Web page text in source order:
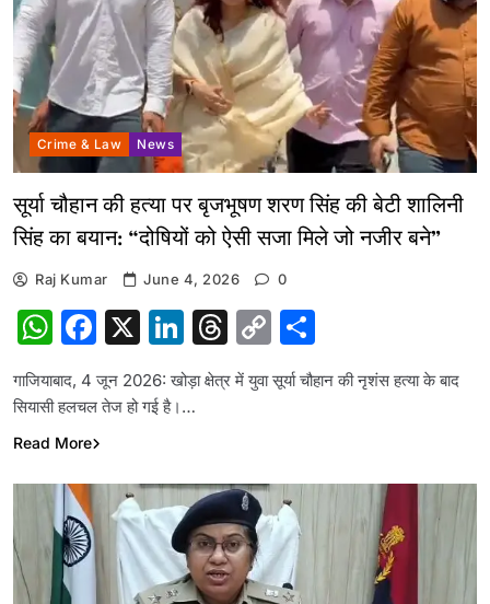
Crime & Law News
सूर्या चौहान की हत्या पर बृजभूषण शरण सिंह की बेटी शालिनी
सिंह का बयान: “दोषियों को ऐसी सजा मिले जो नजीर बने”
Raj Kumar June 4, 2026 0
WhatsApp
Facebook
X LinkedIn
Threads
Copy
Link
गाजियाबाद, 4 जून 2026: खोड़ा क्षेत्र में युवा सूर्या चौहान की नृशंस हत्या के बाद
सियासी हलचल तेज हो गई है।…
Read More